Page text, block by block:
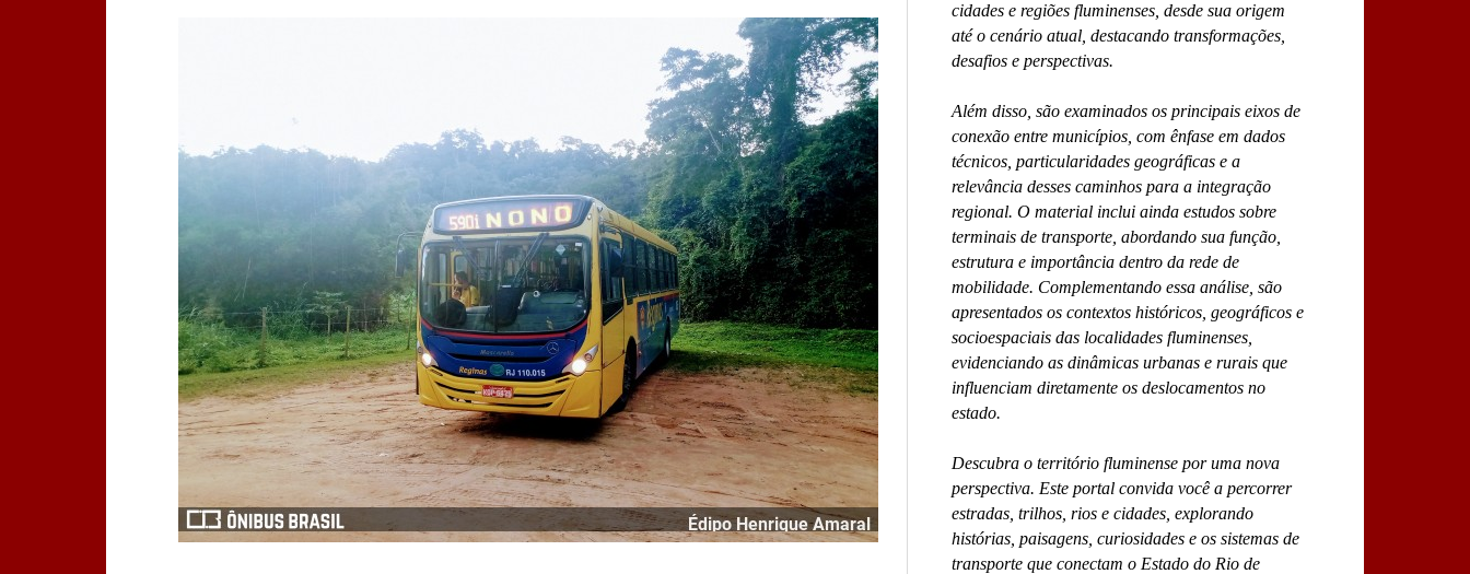
cidades e regiões fluminenses, desde sua origem
até o cenário atual, destacando transformações,
desafios e perspectivas.
Além disso, são examinados os principais eixos de
conexão entre municípios, com ênfase em dados
técnicos, particularidades geográficas e a
relevância desses caminhos para a integração
regional. O material inclui ainda estudos sobre
terminais de transporte, abordando sua função,
estrutura e importância dentro da rede de
mobilidade. Complementando essa análise, são
apresentados os contextos históricos, geográficos e
socioespaciais das localidades fluminenses,
evidenciando as dinâmicas urbanas e rurais que
influenciam diretamente os deslocamentos no
estado.
Descubra o território fluminense por uma nova
perspectiva. Este portal convida você a percorrer
estradas, trilhos, rios e cidades, explorando
histórias, paisagens, curiosidades e os sistemas de
transporte que conectam o Estado do Rio de